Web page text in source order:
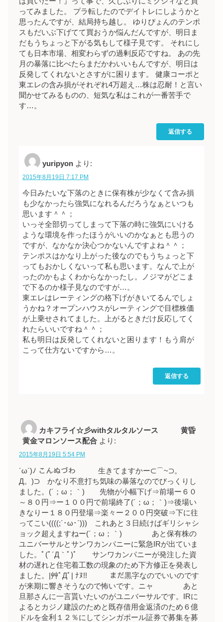
ってみました。 プラ転したのでデイトレにしようかと
思ったんですが、結局持ち越し。 ゆりぴょんのテンポ
スもだいぶ下げてて買おうか悩んだんですが、明日ま
だもうちょっと下がる気もして様子見です。 それにし
ても日本市場、相変わらずの過剰反応ですね。 あの先
月の暴落に比べたらまだかわいいもんですが、明日は
反発してくれないとさすがに困ります。 健康コーポと
東エレの含み損がそれぞれ4万超え…株は忍耐！と言い
聞かせてみるものの、短気な私はこれが一番苦手で
す…。
返信する
yuripyon より:
2015年8月19日 7:17 PM
今日みたいな下落のときに保有株が少なくて含み損
も少なかったら強気になれるんだろうなぁといつも
思います＾＾；
いっそ全部切ってしまって下落の時に強気にいける
ような環境を作ったほうがいいのかなぁとも思うの
ですが、なかなか決心つかないんですよね＾＾；
テンポスはかなり上がった後なのでもうちょっと下
ってもおかしくないって私も思います。なんで上が
ったのかもよくわからなかったし。ノジマがどこま
で下るのか様子見なのですが…。
東エレはレーティングの格下げがきいてるんでしょ
うかね？オープンハウスがレーティングで目標株価
が上乗せされてました。上がるときだけ反応してく
れたらいいですね＾＾；
私も明日は反発してくれないと困ります！もう肩が
こって仕方ないですから…。
返信する
カキフライ☆彡withタルタルソース 黄昏
黄金マロンソース配合 より:
2015年8月19日 5:54 PM
´ω`)ﾉ こんぬづわ 生きてますかー⊂⌒~⊃。
Д。)⊃ かなり不意打ち気味の暴落なのでびっくりし
ました。(´；ω；｀) 先物が小幅下げ⇒前場ー６０
～８０円⇒ー１００円で前場終了(´；ω；｀)⇒後場い
きなりー１８０円登場⇒楽々ー２００円突破⇒下に往
ってこい((((;´･ω･`))) これあと３日続けばギリシャシ
ョック超えますねー(´；ω；｀) あと保有株の
ユニバーサルとサンワカンパニーに緊急IRが出ていま
した。ﾟ(ﾟ´Д｀ﾟ)ﾟ サンワカンパニーが発注した資
材の遅れと住宅着工数の現象のため下方修正を発表し
ました。|艸ﾟДﾟ| ﾅﾇ!! まだ黒字なのでいいのです
が来期に響きそうなので怖いです。ニャ あと
旦那さんに一言貰いたいのがユニバーサルです。IRに
よるとカジノ建設のためと既存借用金返済のため６億
ドルを金利１２％にしてシンガポール証券で募集を募